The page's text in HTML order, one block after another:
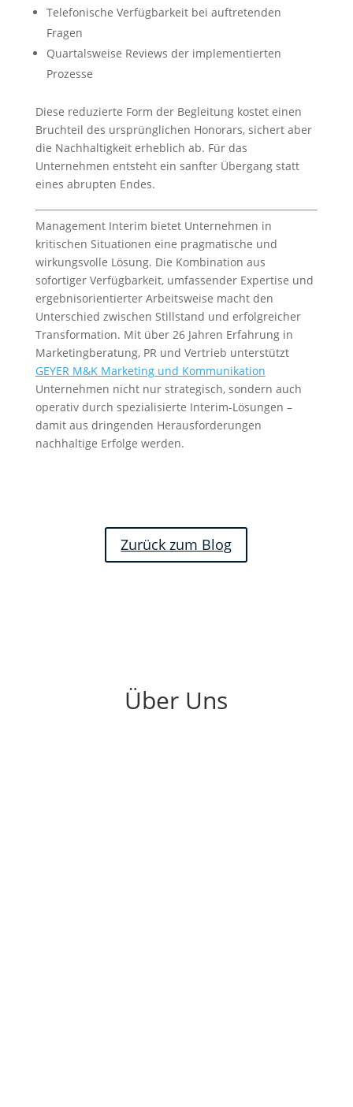
Telefonische Verfügbarkeit bei auftretenden
Fragen
Quartalsweise Reviews der implementierten
Prozesse
Diese reduzierte Form der Begleitung kostet einen
Bruchteil des ursprünglichen Honorars, sichert aber
die Nachhaltigkeit erheblich ab. Für das
Unternehmen entsteht ein sanfter Übergang statt
eines abrupten Endes.
Management Interim bietet Unternehmen in
kritischen Situationen eine pragmatische und
wirkungsvolle Lösung. Die Kombination aus
sofortiger Verfügbarkeit, umfassender Expertise und
ergebnisorientierter Arbeitsweise macht den
Unterschied zwischen Stillstand und erfolgreicher
Transformation. Mit über 26 Jahren Erfahrung in
Marketingberatung, PR und Vertrieb unterstützt
GEYER M&K Marketing und Kommunikation
Unternehmen nicht nur strategisch, sondern auch
operativ durch spezialisierte Interim-Lösungen –
damit aus dringenden Herausforderungen
nachhaltige Erfolge werden.
Zurück zum Blog
Über Uns